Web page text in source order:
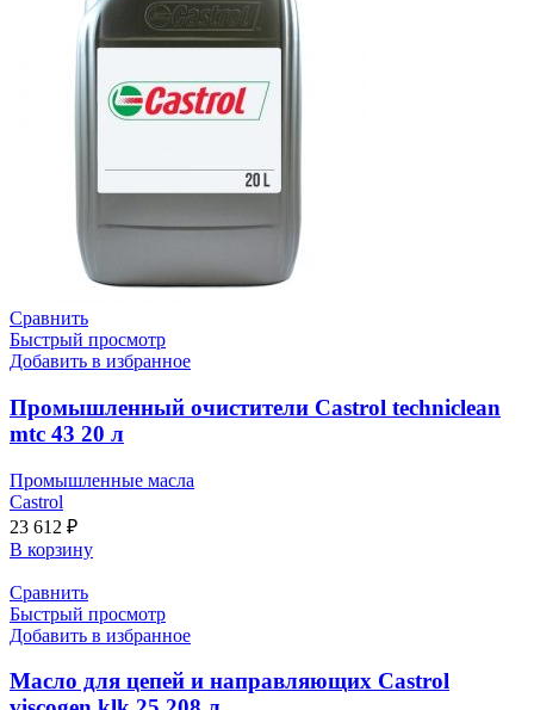
Сравнить
Быстрый просмотр
Добавить в избранное
Промышленный очистители Castrol techniclean
mtc 43 20 л
Промышленные масла
Castrol
23 612 ₽
В корзину
Сравнить
Быстрый просмотр
Добавить в избранное
Масло для цепей и направляющих Castrol